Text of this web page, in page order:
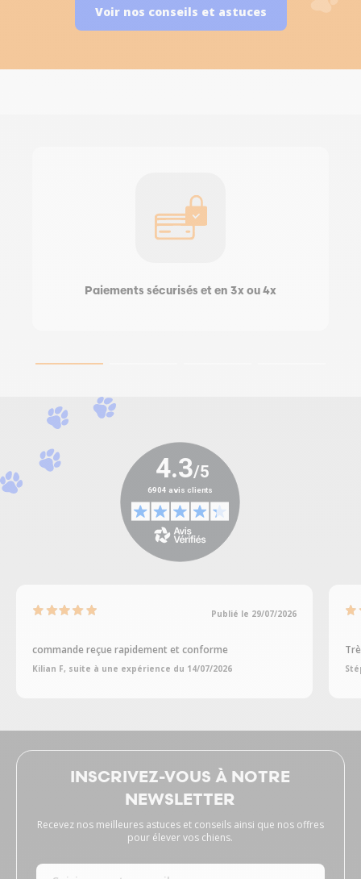
Voir nos conseils et astuces
Paiements sécurisés et en 3x ou 4x
Publié le 29/07/2026
commande reçue rapidement et conforme
Kilian F, suite à une expérience du 14/07/2026
INSCRIVEZ-VOUS À NOTRE
NEWSLETTER
Recevez nos meilleures astuces et conseils ainsi que nos offres
pour élever vos chiens.